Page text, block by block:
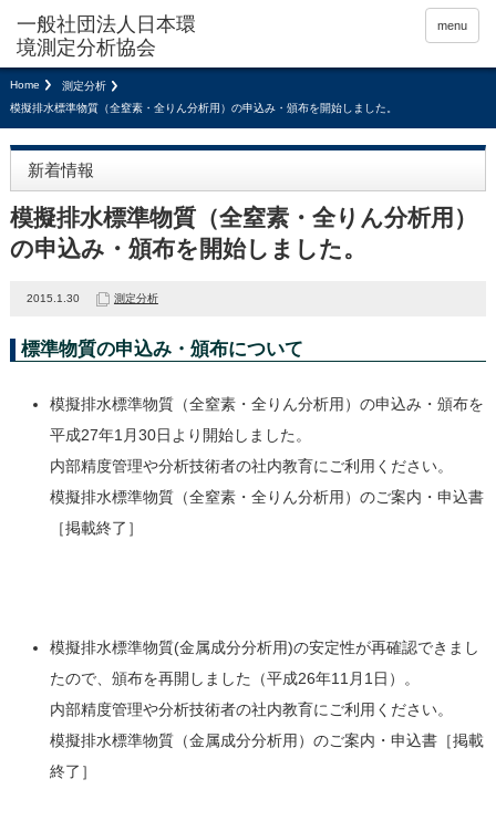
menu
Home
測定分析
模擬排水標準物質（全窒素・全りん分析用）の申込み・頒布を開始しました。
新着情報
模擬排水標準物質（全窒素・全りん分析用）
の申込み・頒布を開始しました。
2015.1.30 測定分析
標準物質の申込み・頒布について
模擬排水標準物質（全窒素・全りん分析用）の申込み・頒布を
平成27年1月30日より開始しました。
内部精度管理や分析技術者の社内教育にご利用ください。
模擬排水標準物質（全窒素・全りん分析用）のご案内・申込書
［掲載終了］
模擬排水標準物質(金属成分分析用)の安定性が再確認できまし
たので、頒布を再開しました（平成26年11月1日）。
内部精度管理や分析技術者の社内教育にご利用ください。
模擬排水標準物質（金属成分分析用）のご案内・申込書［掲載
終了］